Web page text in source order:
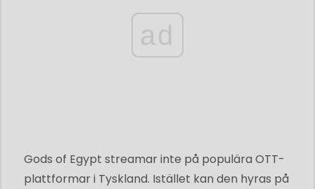
ad
Gods of Egypt streamar inte på populära OTT-
plattformar i Tyskland. Istället kan den hyras på